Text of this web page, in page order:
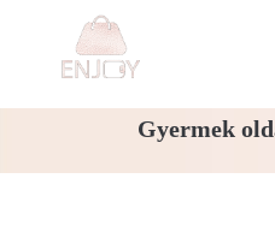
Gyermek